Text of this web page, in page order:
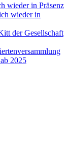
wieder in Präsenz
wieder in
der Gesellschaft
2025